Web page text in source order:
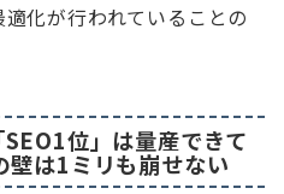
化が行われていることの
位」は量産できて
は1ミリも崩せない